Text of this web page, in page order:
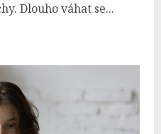
Dlouho váhat se...